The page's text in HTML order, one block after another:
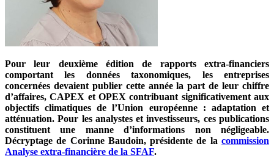
Pour leur deuxième édition de rapports extra-financiers
comportant les données taxonomiques, les entreprises
concernées devaient publier cette année la part de leur chiffre
d’affaires, CAPEX et OPEX contribuant significativement aux
objectifs climatiques de l’Union européenne : adaptation et
atténuation. Pour les analystes et investisseurs, ces publications
constituent une manne d’informations non négligeable.
Décryptage de Corinne Baudoin, présidente de la commission
Analyse extra-financière de la SFAF.